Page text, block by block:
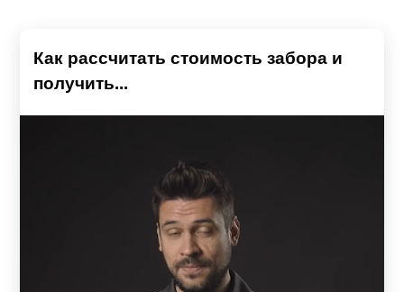
Как рассчитать стоимость забора и
получить...